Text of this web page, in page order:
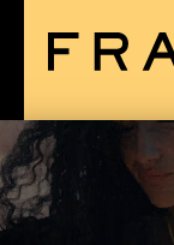
LIEFERUNG: US